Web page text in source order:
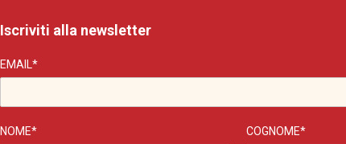
Iscriviti alla newsletter
EMAIL*
NOME* COGNOME*